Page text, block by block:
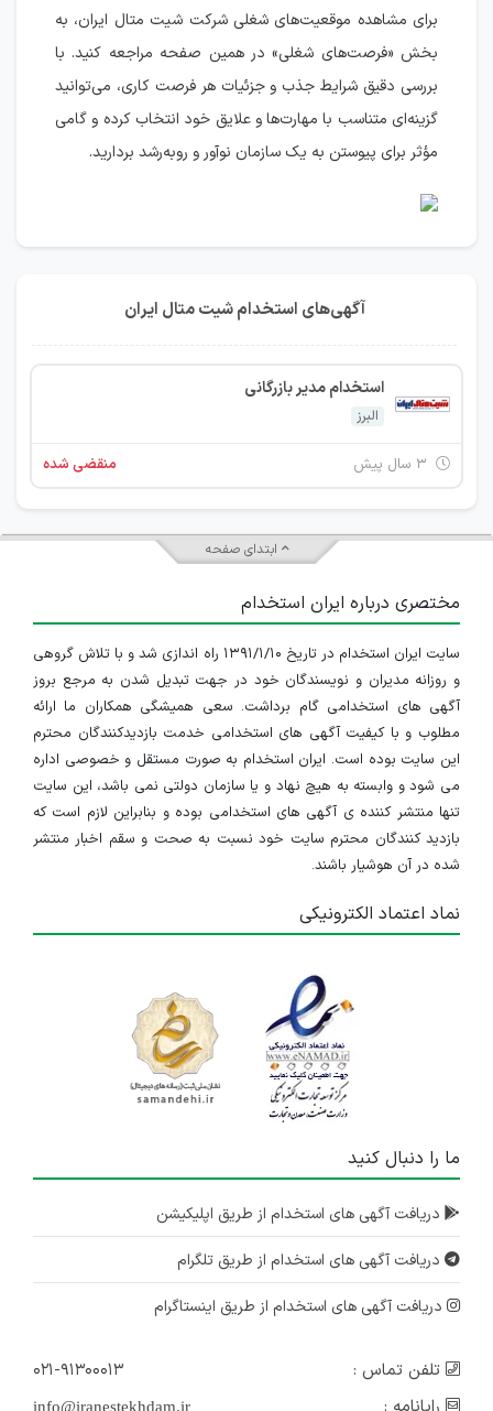
برای مشاهده موقعیت‌های شغلی شرکت شیت متال ایران، به
بخش «فرصت‌های شغلی» در همین صفحه مراجعه کنید. با
بررسی دقیق شرایط جذب و جزئیات هر فرصت کاری، می‌توانید
گزینه‌ای متناسب با مهارت‌ها و علایق خود انتخاب کرده و گامی
مؤثر برای پیوستن به یک سازمان نوآور و روبه‌رشد بردارید.
آگهی‌های استخدام شیت متال ایران
استخدام مدیر بازرگانی
البرز
منقضی شده
ابتدای صفحه
مختصری درباره ایران استخدام
سایت ایران استخدام در تاریخ ۱۳۹۱/۱/۱۰ راه اندازی شد و با تلاش گروهی
و روزانه مدیران و نویسندگان خود در جهت تبدیل شدن به مرجع بروز
آگهی های استخدامی گام برداشت. سعی همیشگی همکاران ما ارائه
مطلوب و با کیفیت آگهی های استخدامی خدمت بازدیدکنندگان محترم
این سایت بوده است. ایران استخدام به صورت مستقل و خصوصی اداره
می شود و وابسته به هیچ نهاد و یا سازمان دولتی نمی باشد، این سایت
تنها منتشر کننده ی آگهی های استخدامی بوده و بنابراین لازم است که
بازدید کنندگان محترم سایت خود نسبت به صحت و سقم اخبار منتشر
شده در آن هوشیار باشند.
نماد اعتماد الکترونیکی
ما را دنبال کنید
دریافت آگهی های استخدام از طریق اپلیکیشن
دریافت آگهی های استخدام از طریق تلگرام
دریافت آگهی های استخدام از طریق اینستاگرام
تلفن تماس :
۰۲۱-۹۱۳۰۰۰۱۳
info@iranestekhdam.ir